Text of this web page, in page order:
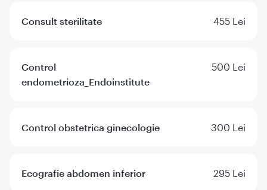
Consult sterilitate 455 Lei
Control
endometrioza_Endoinstitute
500 Lei
Control obstetrica ginecologie 300 Lei
Ecografie abdomen inferior 295 Lei